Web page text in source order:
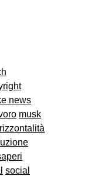
news
musk
social